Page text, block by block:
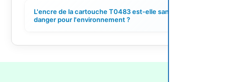
L'encre de la cartouche T0483 est-elle sans
danger pour l'environnement ?